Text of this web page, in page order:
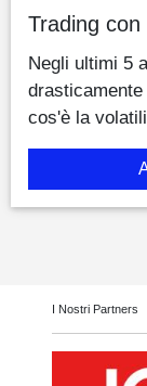
Trading con
Negli ultimi 5
cos'è la
I Nostri Partners